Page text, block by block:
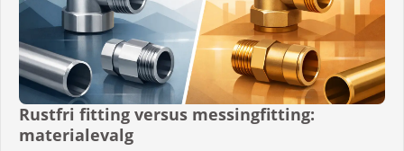
Rustfri fitting versus messingfitting:
materialevalg